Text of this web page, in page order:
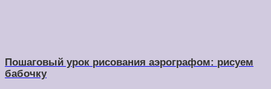
Пошаговый урок рисования аэрографом: рисуем
бабочку